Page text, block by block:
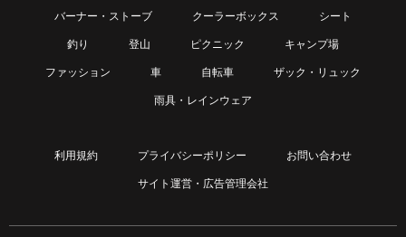
バーナー・ストーブ クーラーボックス シート
釣り 登山 ピクニック キャンプ場
ファッション 車 自転車 ザック・リュック
雨具・レインウェア
利用規約 プライバシーポリシー お問い合わせ
サイト運営・広告管理会社